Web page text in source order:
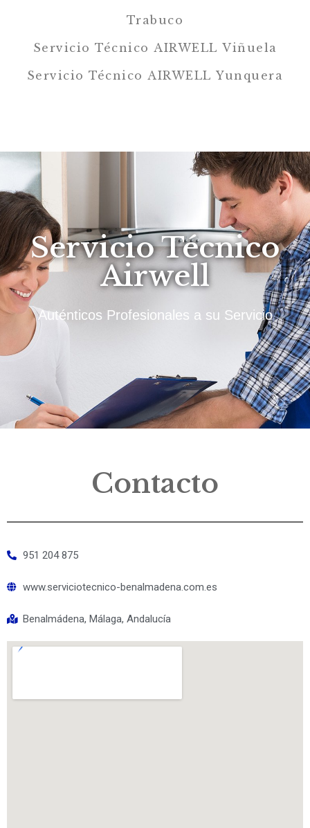
Trabuco
Servicio Técnico AIRWELL Viñuela
Servicio Técnico AIRWELL Yunquera
Servicio Técnico
Airwell
Auténticos Profesionales a su Servicio
Contacto
951 204 875
www.serviciotecnico-benalmadena.com.es
Benalmádena, Málaga, Andalucía